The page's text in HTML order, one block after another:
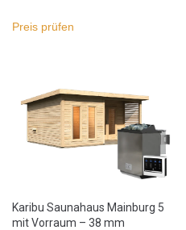
Preis prüfen
Karibu Saunahaus Mainburg 5
mit Vorraum – 38 mm